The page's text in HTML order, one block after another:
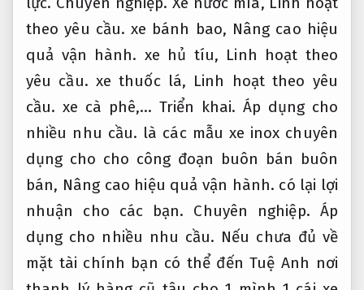
theo yêu cầu. xe bánh bao, Nâng cao hiệu
quả vận hành. xe hủ tíu, Linh hoạt theo
yêu cầu. xe thuốc lá, Linh hoạt theo yêu
cầu. xe cà phê,… Triển khai. Áp dụng cho
nhiều nhu cầu. là các mẫu xe inox chuyên
dụng cho cho công đoạn buôn bán buôn
bán, Nâng cao hiệu quả vận hành. có lại lợi
nhuận cho các bạn. Chuyên nghiệp. Áp
dụng cho nhiều nhu cầu. Nếu chưa đủ về
mặt tài chính bạn có thể đến Tuệ Anh nơi